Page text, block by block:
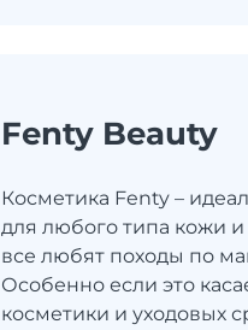
Fenty Beauty
Косметика Fenty –
для любого типа кожи и
все любят походы по
Особенно если это
косметики и уходовых